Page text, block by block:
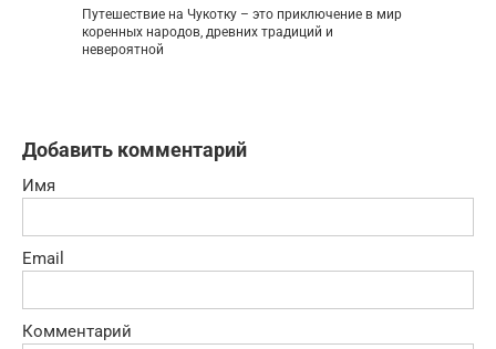
Путешествие на Чукотку – это приключение в мир
коренных народов, древних традиций и
невероятной
Добавить комментарий
Имя
Email
Комментарий